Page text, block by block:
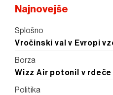
Najnovejše
Splošno
Vročinski val v Evropi
Borza
Wizz Air potonil v
Politika